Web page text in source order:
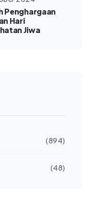
Penghargaan
Hari
Jiwa
(894)
(48)